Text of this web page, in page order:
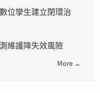
位孿生建立閉環治
維護降失效風險
More →